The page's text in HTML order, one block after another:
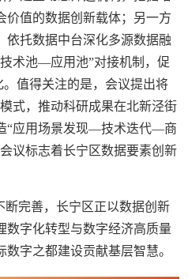
价值的数据创新载体；另一方
依托数据中台深化多源数据融
术池—应用池”对接机制，促
。值得关注的是，会议提出将
式，推动科研成果在北新泾街
“应用场景发现—技术迭代—商
议标志着长宁区数据要素创新
断完善，长宁区正以数据创新
数字化转型与数字经济高质量
字之都建设贡献基层智慧。